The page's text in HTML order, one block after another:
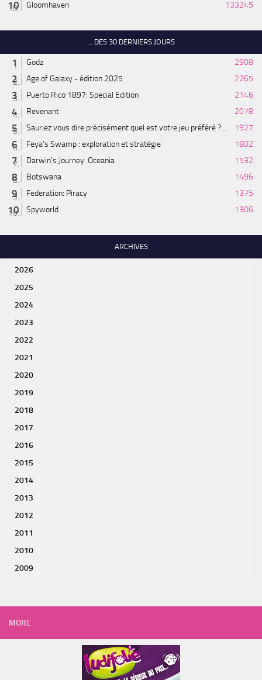
Gloomhaven 133245
... DES 30 DERNIERS JOURS
Godz
2908
Age of Galaxy - édition 2025
2265
Puerto Rico 1897: Special Edition
2146
Revenant
2078
Sauriez vous dire précisément quel est votre jeu préféré ?...
1927
Feya’s Swamp : exploration et stratégie
1802
Darwin's Journey: Oceania
1532
Botswana
1496
Federation: Piracy
1375
Spyworld
1306
ARCHIVES
2026
2025
2024
2023
2022
2021
2020
2019
2018
2017
2016
2015
2014
2013
2012
2011
2010
2009
MORE